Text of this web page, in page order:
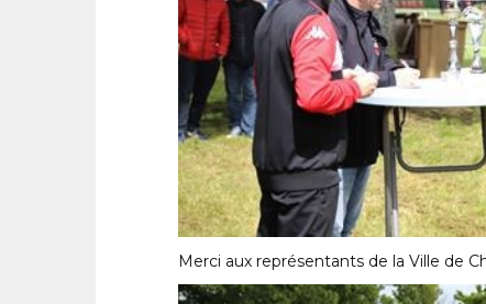
Merci aux représentants de la Ville de